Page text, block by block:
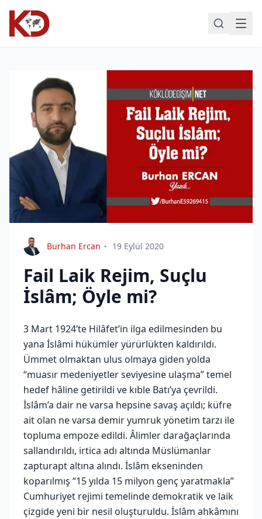
Burhan Ercan 19 Eylül 2020
Fail Laik Rejim, Suçlu
İslâm; Öyle mi?
3 Mart 1924’te Hilâfet’in ilga edilmesinden bu
yana İslâ‍mi hükümler yürürlükten kaldırıldı.
Ümmet olmaktan ulus olmaya giden yolda
“muasır medeniyetler seviyesine ulaşma” temel
hedef hâline getirildi ve kıble Batı’ya çevrildi.
İslâm’a dair ne varsa hepsine savaş açıldı; küfre
ait olan ne varsa demir yumruk yönetim tarzı ile
topluma empoze edildi. Âlimler darağaçlarında
sallandırıldı, irtica adı altında Müslümanlar
zapturapt altına alındı. İslâm ekseninden
koparılmış “15 yılda 15 milyon genç yaratmakla”
Cumhuriyet rejimi temelinde demokratik ve laik
çizgide yeni bir nesil oluşturuldu. İslâm ahkâmını